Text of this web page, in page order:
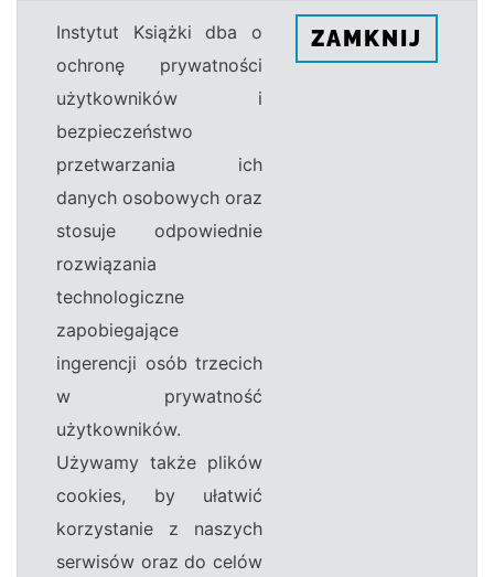
Instytut Książki dba o
ochronę prywatności
użytkowników i
bezpieczeństwo
przetwarzania ich
danych osobowych oraz
stosuje odpowiednie
rozwiązania
technologiczne
zapobiegające
ingerencji osób trzecich
w prywatność
użytkowników.
Używamy także plików
cookies, by ułatwić
korzystanie z naszych
serwisów oraz do celów
ZAMKNIJ